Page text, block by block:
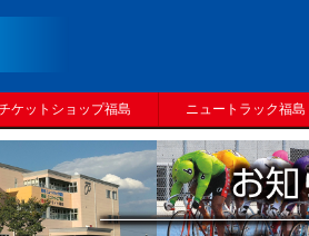
ケットショップ福島 ニュートラック福島